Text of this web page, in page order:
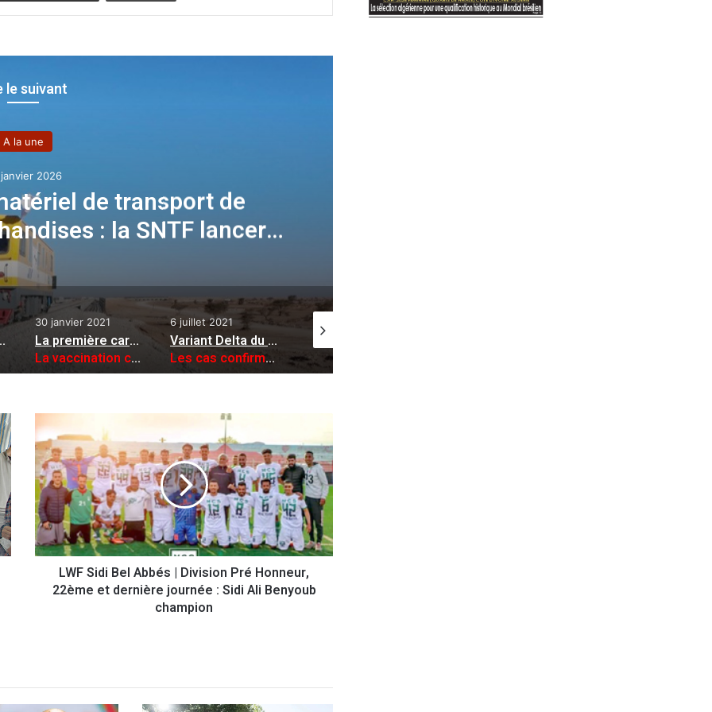
le suivant
A la une
2025
du hadj 2026 : clôture
novembre prochain
V arrivée hier
:
6 juillet 2021
Variant Delta du coronavirus
:
Les cas confirmés en Algérie s’élèvent à 31
2 avril 2023
LRFO | Régionale Une (20ème journée) : Ben Badis persiste et signe
11 avril 2025
W
F
S
i
d
i
B
e
D
i
LWF Sidi Bel Abbés | Division Pré Honneur,
22ème et dernière journée : Sidi Ali Benyoub
champion